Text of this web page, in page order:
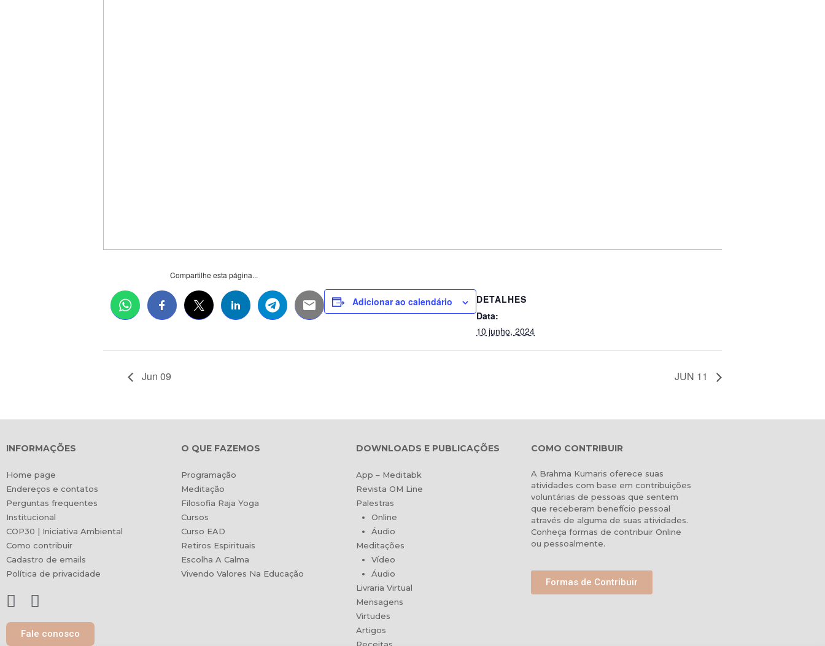
Compartilhe esta página...
Adicionar ao calendário
DETALHES
Data:
10 junho, 2024
Jun 09 JUN 11
INFORMAÇÕES
Home page
Endereços e contatos
Perguntas frequentes
Institucional
COP30 | Iniciativa Ambiental
Como contribuir
Cadastro de emails
Política de privacidade
Fale conosco
O QUE FAZEMOS
Programação
Meditação
Filosofia Raja Yoga
Cursos
Curso EAD
Retiros Espirituais
Escolha A Calma
Vivendo Valores Na Educação
DOWNLOADS E PUBLICAÇÕES
App – Meditabk
Revista OM Line
Palestras
Online
Áudio
Meditações
Vídeo
Áudio
Livraria Virtual
Mensagens
Virtudes
Artigos
COMO CONTRIBUIR
A Brahma Kumaris oferece suas
atividades com base em contribuições
voluntárias de pessoas que sentem
que receberam benefício pessoal
através de alguma de suas atividades.
Conheça formas de contribuir Online
ou pessoalmente.
Formas de Contribuir